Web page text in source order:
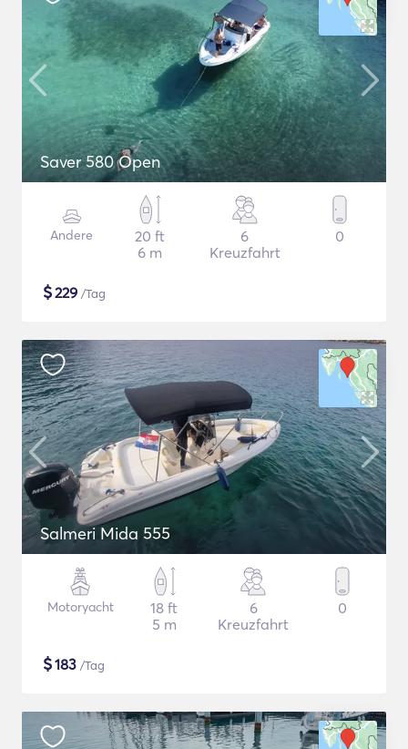
Saver 580 Open
Andere
20 ft
6 m
6
Kreuzfahrt
0
$229 /Tag
Salmeri Mida 555
Motoryacht
18 ft
5 m
6
Kreuzfahrt
0
$183 /Tag